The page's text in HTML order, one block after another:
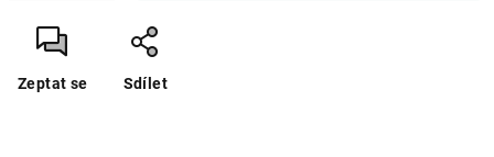
Zeptat se Sdílet